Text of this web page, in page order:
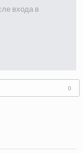
входа в
0